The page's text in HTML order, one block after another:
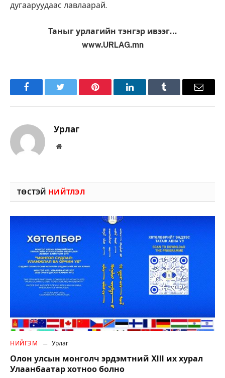
дугааруудаас лавлаарай.
Таныг урлагийн тэнгэр ивээг…
www.URLAG.mn
FacebookTwitter Pinterest LinkedInTumblr Имэйл
Урлаг
Вэбсайт
ТӨСТЭЙ НИЙТЛЭЛ
НИЙГЭМ Урлаг
Олон улсын монголч эрдэмтний XIII их хурал
Улаанбаатар хотноо болно